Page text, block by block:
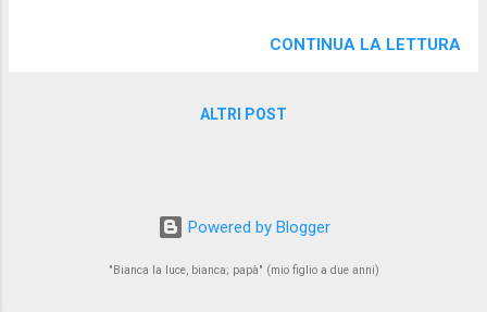
ascolto di parole diafane, pronunciate da
è sacro, anche se rifiutato. Dicono tu sia
tre volte il nome di chi ti rifiuta uccide
la seconda è rabbia cieca, la terza è
CONTINUA LA LETTURA
ALTRI POST
Powered by Blogger
"Bianca la luce, bianca; papà" (mio figlio a due anni)